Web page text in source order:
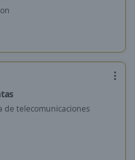
de telecomunicaciones